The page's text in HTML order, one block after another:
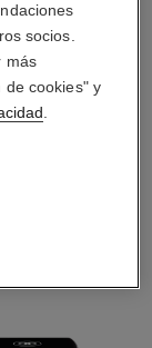
socios.
más
de cookies" y